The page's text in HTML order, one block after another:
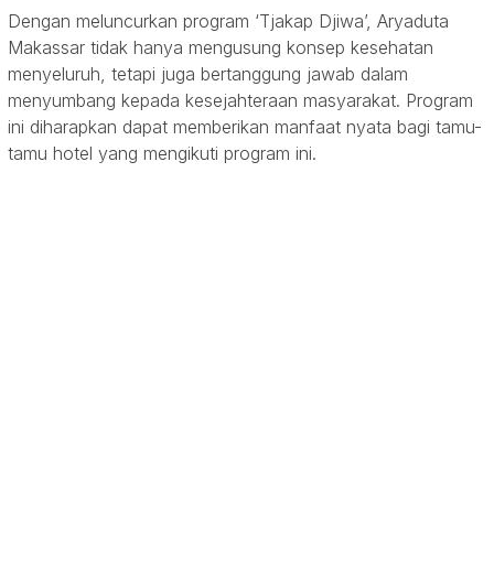
Dengan meluncurkan program ‘Tjakap Djiwa’, Aryaduta
Makassar tidak hanya mengusung konsep kesehatan
menyeluruh, tetapi juga bertanggung jawab dalam
menyumbang kepada kesejahteraan masyarakat. Program
ini diharapkan dapat memberikan manfaat nyata bagi tamu-
tamu hotel yang mengikuti program ini.